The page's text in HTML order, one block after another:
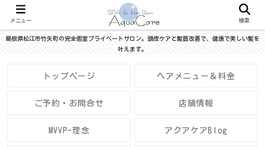
島根県松江市竹矢町の完全個室プライベートサロン。頭皮ケアと髪質改善で、健康で美しい髪を
叶えます。
トップページ ヘアメニュー＆料金
ご予約・お問合せ 店舗情報
MVVP-理念 アクアケアBlog
メニュー 検索